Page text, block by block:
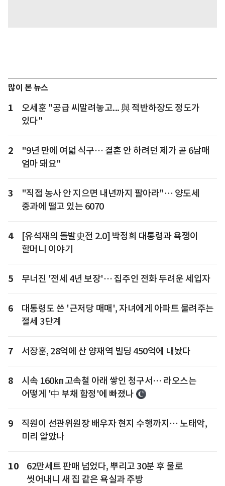
많이 본 뉴스
1
오세훈 "공급 씨말려놓고... 與 적반하장도 정도가
있다"
2
"9년 만에 여덟 식구… 결혼 안 하려던 제가 곧 6남매
엄마 돼요"
3
"직접 농사 안 지으면 내년까지 팔아라"… 양도세
중과에 떨고 있는 6070
4
[유석재의 돌발史전 2.0] 박정희 대통령과 욕쟁이
할머니 이야기
5 무너진 '전세 4년 보장'… 집주인 전화 두려운 세입자
6
대통령도 쓴 '근저당 매매', 자녀에게 아파트 물려주는
절세 3단계
7 서장훈, 28억에 산 양재역 빌딩 450억에 내놨다
8
시속 160㎞ 고속철 아래 쌓인 청구서… 라오스는
어떻게 '中 부채 함정'에 빠졌나
9
직원이 선관위원장 배우자 현지 수행까지… 노태악,
미리 알았나
10
62만세트 판매 넘었다, 뿌리고 30분 후 물로
씻어내니 새 집 같은 욕실과 주방